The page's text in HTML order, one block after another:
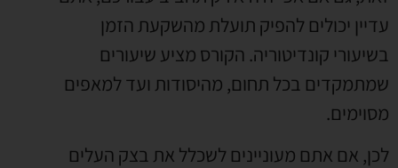
עדיין יכולים להפיק תועלת מהשקעת הזמן
בשיעורי קונדיטוריה. הקורס מציע שיעורים
שמתמקדים בכל תחום, מהיסודות ועד למאפים
מסוימים.
לכן, אם אתם מעוניינים לשכלל את בצק העלים